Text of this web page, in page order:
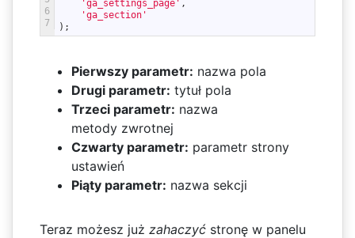
6
7
'ga_settings_page' ,
'ga_section'
) ;
Pierwszy parametr: nazwa pola
Drugi parametr: tytuł pola
Trzeci parametr: nazwa
metody zwrotnej
Czwarty parametr: parametr strony
ustawień
Piąty parametr: nazwa sekcji
Teraz możesz już zahaczyć stronę w panelu